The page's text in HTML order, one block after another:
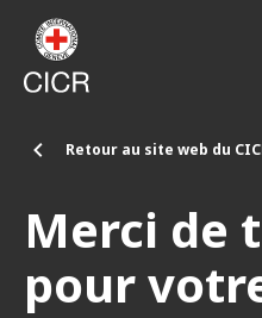
Aller au contenu principal
Retour au site web du
Merci de
pour